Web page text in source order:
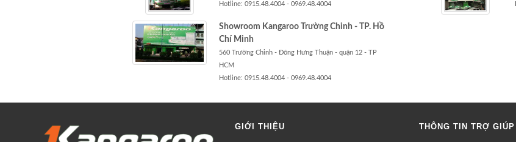
Hotline: 0915.48.4004 - 0969.48.4004
Showroom Kangaroo Trường Chinh - TP. Hồ
Chí Minh
560 Trường Chinh - Đông Hưng Thuận - quận 12 - TP
HCM
Hotline: 0915.48.4004 - 0969.48.4004
GIỚI THIỆU THÔNG TIN TRỢ GIÚP